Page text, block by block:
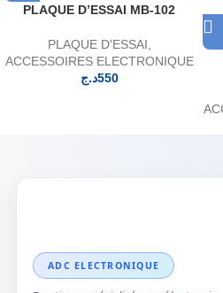
PLAQUE D’ESSAI MB-102
PLAQUE D'ESSAI,
ACCESSOIRES ELECTRONIQUE
550د.ج
ADC ELECTRONIQUE